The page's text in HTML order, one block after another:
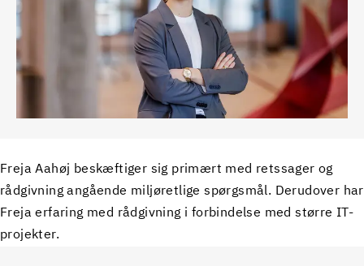
Freja Aahøj beskæftiger sig primært med retssager og
rådgivning angående miljøretlige spørgsmål. Derudover har
Freja erfaring med rådgivning i forbindelse med større IT-
projekter.